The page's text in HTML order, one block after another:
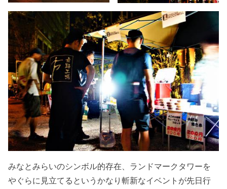
みなとみらいのシンボル的存在、ランドマークタワーを
やぐらに見立てるというかなり斬新なイベントが先日行